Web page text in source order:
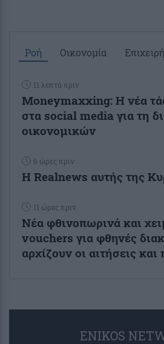
Ροή Οικονομία
11 λεπτά πριν
Moneymaxxing: Η νέα
στα social media για τη
οικονομικών
6 ώρες πριν
Η Realnews αυτής της
11 ώρες πριν
Νέα φθινοπωρινά και
vouchers για φθηνές
αρχίζουν οι αιτήσεις και
ENIKOS